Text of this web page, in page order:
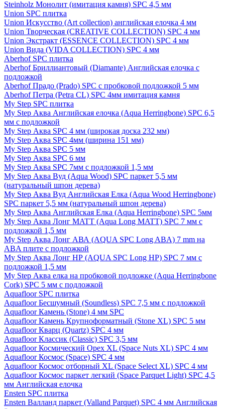
Steinholz Монолит (имитация камня) SPC 4,5 мм
Union SPC плитка
Union Искусство (Art collection) английская елочка 4 мм
Union Творческая (CREATIVE COLLECTION) SPC 4 мм
Union Экстракт (ESSENCE COLLECTION) SPC 4 мм
Union Вида (VIDA COLLECTION) SPC 4 мм
Aberhof SPC плитка
Aberhof Бриллиантовый (Diamante) Английская елочка с
подложкой
Aberhof Прадо (Prado) SPC с пробковой подложкой 5 мм
Aberhof Петра (Petra CL) SPC 4мм имитация камня
My Step SPC плитка
My Step Аква Английская елочка (Aqua Herringbone) SPC 6,5
мм с подложкой
My Step Аква SPC 4 мм (широкая доска 232 мм)
My Step Аква SPC 4мм (ширина 151 мм)
My Step Аква SPC 5 мм
My Step Аква SPC 6 мм
My Step Аква SPC 7мм c подложкой 1,5 мм
My Step Аква Вуд (Aqua Wood) SPC паркет 5,5 мм
(натуральный шпон дерева)
My Step Аква Вуд Английская Елка (Aqua Wood Herringbone)
SPC паркет 5,5 мм (натуральный шпон дерева)
My Step Аква Английская Елка (Aqua Herringbone) SPC 5мм
My Step Аква Лонг MATT (Aqua Long MATT) SPC 7 мм с
подложкой 1,5 мм
My Step Аква Лонг АВА (AQUA SPC Long ABA) 7 mm на
ABA плите с подложкой
My Step Аква Лонг НР (AQUA SPC Long HP) SPC 7 мм с
подложкой 1,5 мм
My Step Аква елка на пробковой подложке (Aqua Herringbone
Cork) SPC 5 мм с подложкой
Aquafloor SPC плитка
Aquafloor Бесшумный (Soundless) SPC 7,5 мм с подложкой
Aquafloor Камень (Stone) 4 мм SPC
Aquafloor Камень Крупноформатный (Stone XL) SPC 5 мм
Aquafloor Кварц (Quartz) SPC 4 мм
Aquafloor Классик (Classic) SPC 3,5 мм
Aquafloor Космический Орех XL (Space Nuts XL) SPC 4 мм
Aquafloor Космос (Space) SPC 4 мм
Aquafloor Космос отборный XL (Space Select XL) SPC 4 мм
Aquafloor Космос паркет легкий (Space Parquet Light) SPC 4,5
мм Английская елочка
Ensten SPC плитка
Ensten Валланд паркет (Valland Parquet) SPC 4 мм Английская